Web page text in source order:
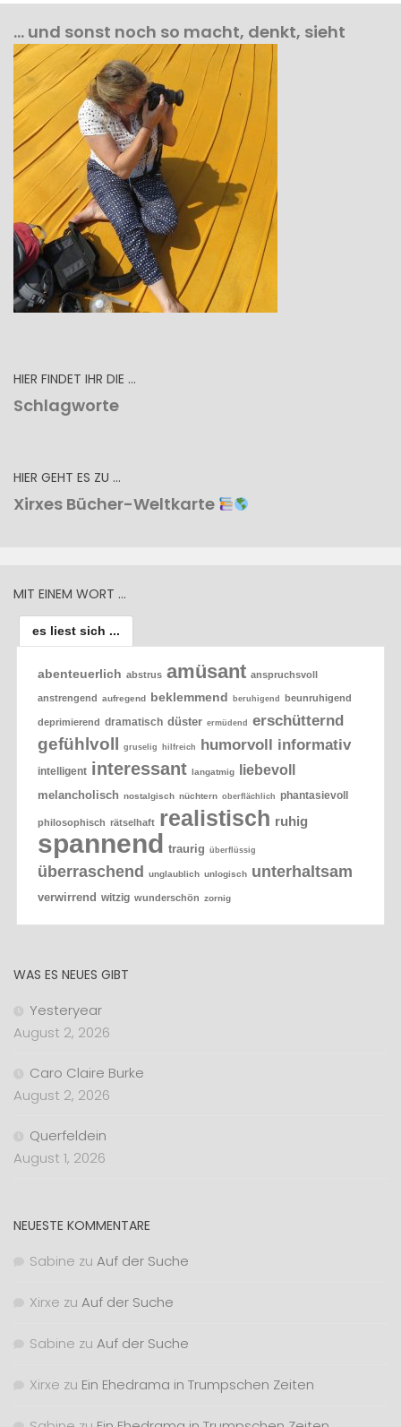
… und sonst noch so macht, denkt, sieht
HIER FINDET IHR DIE …
Schlagworte
HIER GEHT ES ZU …
Xirxes Bücher-Weltkarte
MIT EINEM WORT …
es liest sich ...
abenteuerlich abstrus amüsant anspruchsvoll
anstrengend aufregend beklemmend beruhigend beunruhigend
deprimierend dramatisch düster ermüdend erschütternd
gefühlvoll gruselig hilfreich humorvoll informativ
intelligent interessant langatmig liebevoll
melancholisch nostalgisch nüchtern oberflächlich phantasievoll
philosophisch rätselhaft realistisch ruhig
spannend traurig überflüssig
überraschend unglaublich unlogisch unterhaltsam
verwirrend witzig wunderschön zornig
WAS ES NEUES GIBT
Yesteryear
August 2, 2026
Caro Claire Burke
August 2, 2026
Querfeldein
August 1, 2026
NEUESTE KOMMENTARE
Sabine zu Auf der Suche
Xirxe zu Auf der Suche
Sabine zu Auf der Suche
Xirxe zu Ein Ehedrama in Trumpschen Zeiten